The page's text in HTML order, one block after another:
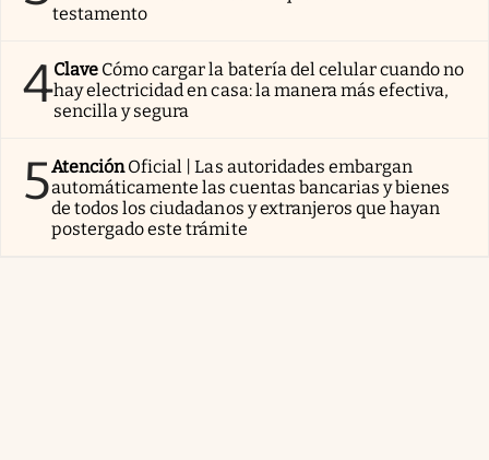
testamento
4Clave Cómo cargar la batería del celular cuando no
hay electricidad en casa: la manera más efectiva,
sencilla y segura
5AtenciónOficial | Las autoridades embargan
automáticamente las cuentas bancarias y bienes
de todos los ciudadanos y extranjeros que hayan
postergado este trámite